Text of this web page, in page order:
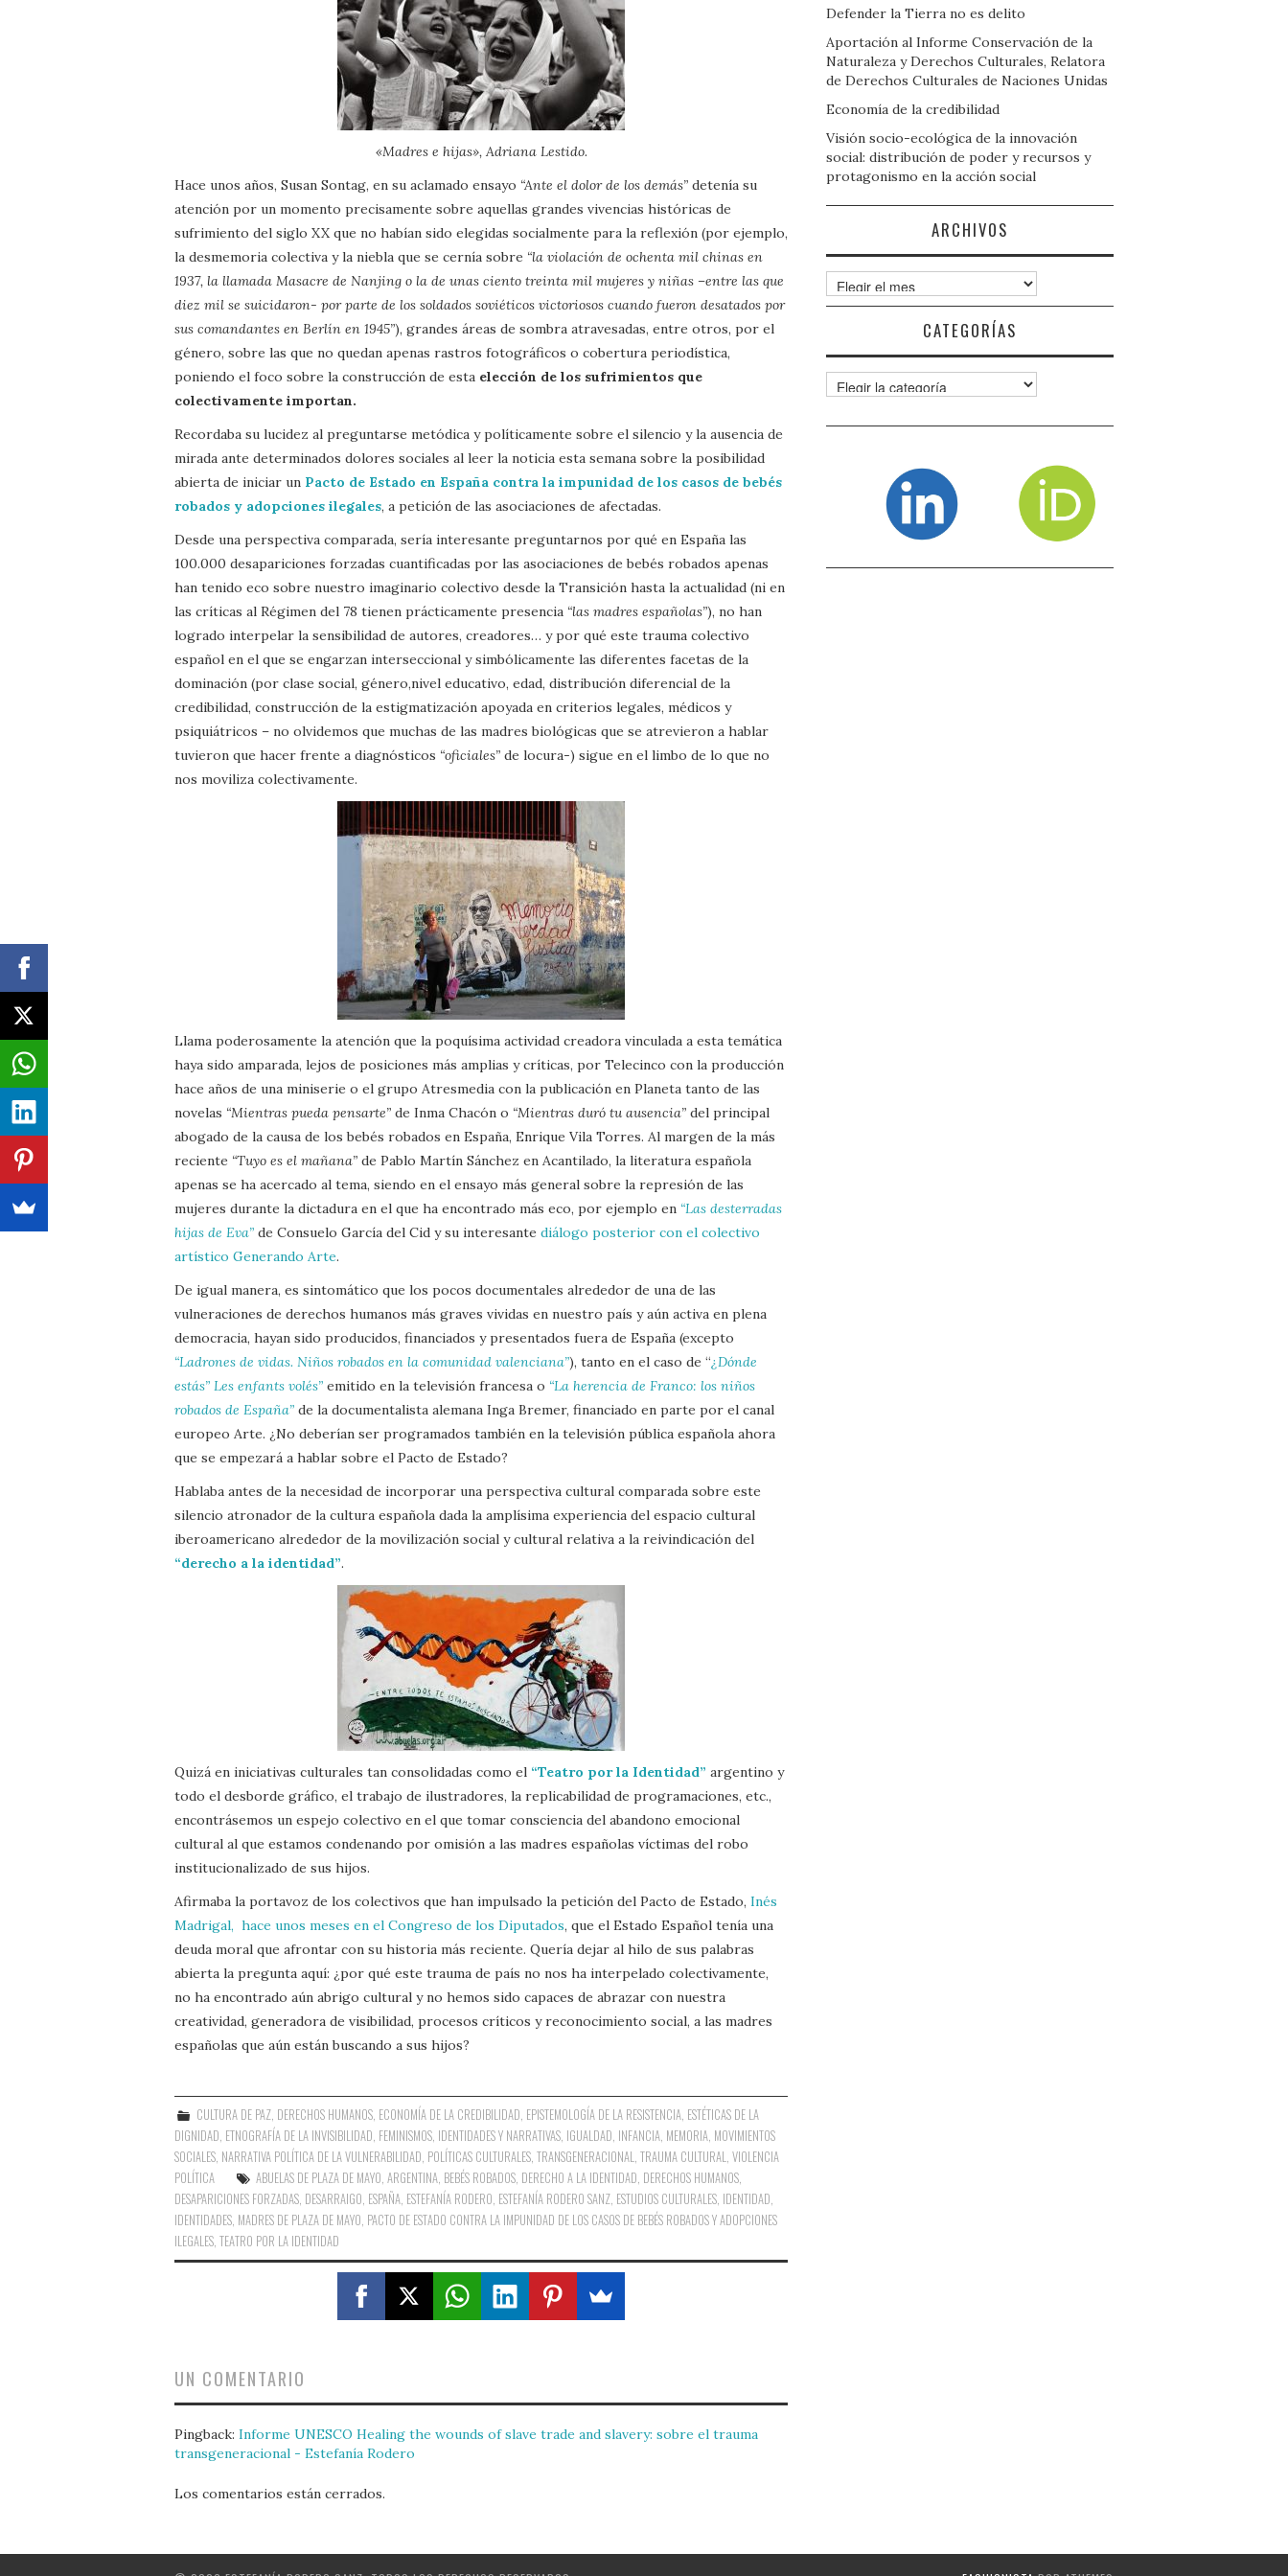
«Madres e hijas», Adriana Lestido.
Hace unos años, Susan Sontag, en su aclamado ensayo “Ante el dolor de los demás” detenía su
atención por un momento precisamente sobre aquellas grandes vivencias históricas de
sufrimiento del siglo XX que no habían sido elegidas socialmente para la reflexión (por ejemplo,
la desmemoria colectiva y la niebla que se cernía sobre “la violación de ochenta mil chinas en
1937, la llamada Masacre de Nanjing o la de unas ciento treinta mil mujeres y niñas –entre las que
diez mil se suicidaron- por parte de los soldados soviéticos victoriosos cuando fueron desatados por
sus comandantes en Berlín en 1945”), grandes áreas de sombra atravesadas, entre otros, por el
género, sobre las que no quedan apenas rastros fotográficos o cobertura periodística,
poniendo el foco sobre la construcción de esta elección de los sufrimientos que
colectivamente importan.
Recordaba su lucidez al preguntarse metódica y políticamente sobre el silencio y la ausencia de
mirada ante determinados dolores sociales al leer la noticia esta semana sobre la posibilidad
abierta de iniciar un Pacto de Estado en España contra la impunidad de los casos de bebés
robados y adopciones ilegales, a petición de las asociaciones de afectadas.
Desde una perspectiva comparada, sería interesante preguntarnos por qué en España las
100.000 desapariciones forzadas cuantificadas por las asociaciones de bebés robados apenas
han tenido eco sobre nuestro imaginario colectivo desde la Transición hasta la actualidad (ni en
las críticas al Régimen del 78 tienen prácticamente presencia “las madres españolas”), no han
logrado interpelar la sensibilidad de autores, creadores… y por qué este trauma colectivo
español en el que se engarzan interseccional y simbólicamente las diferentes facetas de la
dominación (por clase social, género,nivel educativo, edad, distribución diferencial de la
credibilidad, construcción de la estigmatización apoyada en criterios legales, médicos y
psiquiátricos – no olvidemos que muchas de las madres biológicas que se atrevieron a hablar
tuvieron que hacer frente a diagnósticos “oficiales” de locura-) sigue en el limbo de lo que no
nos moviliza colectivamente.
Llama poderosamente la atención que la poquísima actividad creadora vinculada a esta temática
haya sido amparada, lejos de posiciones más amplias y críticas, por Telecinco con la producción
hace años de una miniserie o el grupo Atresmedia con la publicación en Planeta tanto de las
novelas “Mientras pueda pensarte” de Inma Chacón o “Mientras duró tu ausencia” del principal
abogado de la causa de los bebés robados en España, Enrique Vila Torres. Al margen de la más
reciente “Tuyo es el mañana” de Pablo Martín Sánchez en Acantilado, la literatura española
apenas se ha acercado al tema, siendo en el ensayo más general sobre la represión de las
mujeres durante la dictadura en el que ha encontrado más eco, por ejemplo en “Las desterradas
hijas de Eva” de Consuelo García del Cid y su interesante diálogo posterior con el colectivo
artístico Generando Arte.
De igual manera, es sintomático que los pocos documentales alrededor de una de las
vulneraciones de derechos humanos más graves vividas en nuestro país y aún activa en plena
democracia, hayan sido producidos, financiados y presentados fuera de España (excepto
“Ladrones de vidas. Niños robados en la comunidad valenciana”), tanto en el caso de “¿Dónde
estás” Les enfants volés” emitido en la televisión francesa o “La herencia de Franco: los niños
robados de España” de la documentalista alemana Inga Bremer, financiado en parte por el canal
europeo Arte. ¿No deberían ser programados también en la televisión pública española ahora
que se empezará a hablar sobre el Pacto de Estado?
Hablaba antes de la necesidad de incorporar una perspectiva cultural comparada sobre este
silencio atronador de la cultura española dada la amplísima experiencia del espacio cultural
iberoamericano alrededor de la movilización social y cultural relativa a la reivindicación del
“derecho a la identidad”.
Quizá en iniciativas culturales tan consolidadas como el “Teatro por la Identidad” argentino y
todo el desborde gráfico, el trabajo de ilustradores, la replicabilidad de programaciones, etc.,
encontrásemos un espejo colectivo en el que tomar consciencia del abandono emocional
cultural al que estamos condenando por omisión a las madres españolas víctimas del robo
institucionalizado de sus hijos.
Afirmaba la portavoz de los colectivos que han impulsado la petición del Pacto de Estado, Inés
Madrigal, hace unos meses en el Congreso de los Diputados, que el Estado Español tenía una
deuda moral que afrontar con su historia más reciente. Quería dejar al hilo de sus palabras
abierta la pregunta aquí: ¿por qué este trauma de país no nos ha interpelado colectivamente,
no ha encontrado aún abrigo cultural y no hemos sido capaces de abrazar con nuestra
creatividad, generadora de visibilidad, procesos críticos y reconocimiento social, a las madres
españolas que aún están buscando a sus hijos?
CULTURA DE PAZ DERECHOS HUMANOS ECONOMÍA DE LA CREDIBILIDAD EPISTEMOLOGÍA DE LA RESISTENCIA ESTÉTICAS DE LA
DIGNIDAD ETNOGRAFÍA DE LA INVISIBILIDAD FEMINISMOS IDENTIDADES Y NARRATIVAS IGUALDAD INFANCIA MEMORIA MOVIMIENTOS
SOCIALES NARRATIVA POLÍTICA DE LA VULNERABILIDAD POLÍTICAS CULTURALES TRANSGENERACIONAL TRAUMA CULTURAL VIOLENCIA
POLÍTICA
ABUELAS DE PLAZA DE MAYO ,ARGENTINA BEBÉS ROBADOS DERECHO A LA IDENTIDAD DERECHOS HUMANOS
DESAPARICIONES FORZADAS DESARRAIGO ESPAÑA ESTEFANÍA RODERO ESTEFANÍA RODERO SANZ ESTUDIOS CULTURALES IDENTIDAD
IDENTIDADES MADRES DE PLAZA DE MAYO PACTO DE ESTADO CONTRA LA IMPUNIDAD DE LOS CASOS DE BEBÉS ROBADOS Y ADOPCIONES
ILEGALES TEATRO POR LA IDENTIDAD
CULTURAL
UN COMENTARIO
Pingback: Informe UNESCO Healing the wounds of slave trade and slavery: sobre el trauma
transgeneracional - Estefanía Rodero
Los comentarios están cerrados.
Defender la Tierra no es delito
Aportación al Informe Conservación de la
Naturaleza y Derechos Culturales, Relatora
de Derechos Culturales de Naciones Unidas
Economía de la credibilidad
Visión socio-ecológica de la innovación
social: distribución de poder y recursos y
protagonismo en la acción social
ARCHIVOS
Archivos
CATEGORÍAS
Categorías